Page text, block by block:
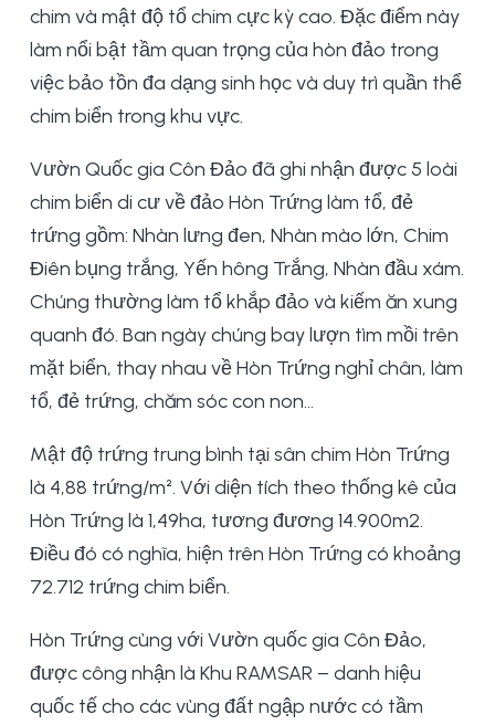
chim và mật độ tổ chim cực kỳ cao. Đặc điểm này
làm nổi bật tầm quan trọng của hòn đảo trong
việc bảo tồn đa dạng sinh học và duy trì quần thể
chim biển trong khu vực.
Vườn Quốc gia Côn Đảo đã ghi nhận được 5 loài
chim biển di cư về đảo Hòn Trứng làm tổ, đẻ
trứng gồm: Nhàn lưng đen, Nhàn mào lớn, Chim
Điên bụng trắng, Yến hông Trắng, Nhàn đầu xám.
Chúng thường làm tổ khắp đảo và kiếm ăn xung
quanh đó. Ban ngày chúng bay lượn tìm mồi trên
mặt biển, thay nhau về Hòn Trứng nghỉ chân, làm
tổ, đẻ trứng, chăm sóc con non…
Mật độ trứng trung bình tại sân chim Hòn Trứng
là 4,88 trứng/m². Với diện tích theo thống kê của
Hòn Trứng là 1,49ha, tương đương 14.900m2.
Điều đó có nghĩa, hiện trên Hòn Trứng có khoảng
72.712 trứng chim biển.
Hòn Trứng cùng với Vườn quốc gia Côn Đảo,
được công nhận là Khu RAMSAR – danh hiệu
quốc tế cho các vùng đất ngập nước có tầm